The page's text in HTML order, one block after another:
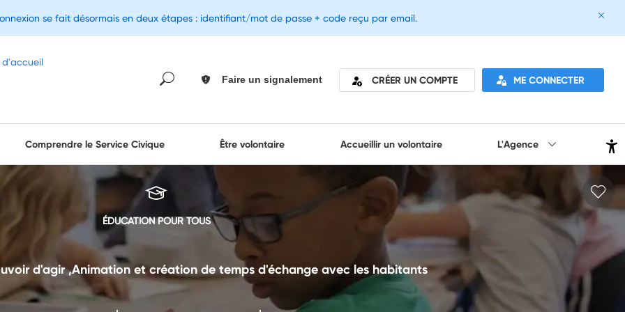
Faire un signalement CRÉER UN COMPTE ME CONNECTER
Comprendre le Service Civique Être volontaire Accueillir un volontaire L'Agence
ÉDUCATION POUR TOUS
d'agir ,Animation et création de temps d'échange avec les habitants
se fait désormais en deux étapes : identifiant/mot de passe + code reçu par email.